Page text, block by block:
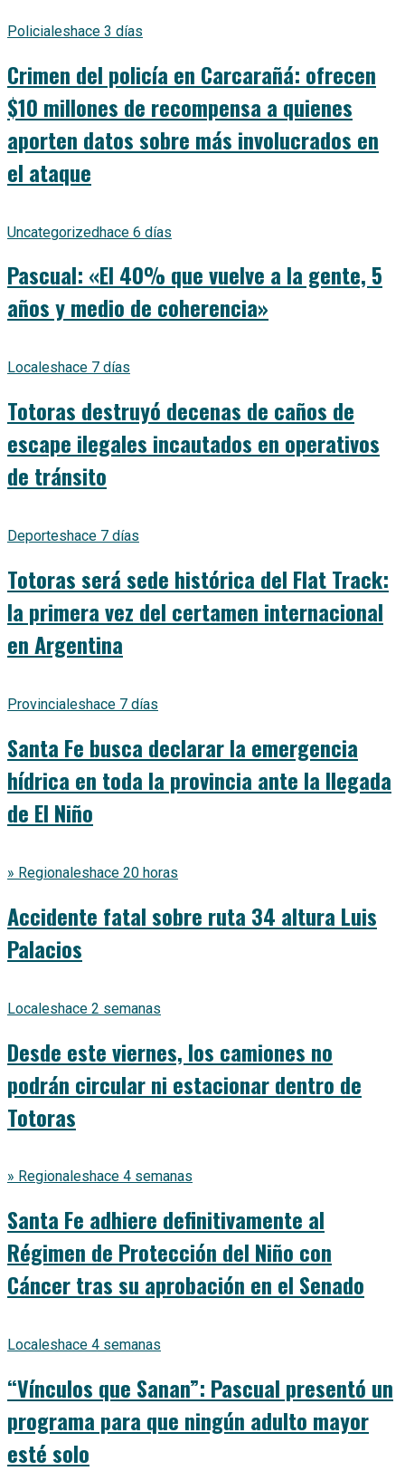
Policialeshace 3 días
Crimen del policía en Carcarañá: ofrecen
$10 millones de recompensa a quienes
aporten datos sobre más involucrados en
el ataque
Uncategorizedhace 6 días
Pascual: «El 40% que vuelve a la gente, 5
años y medio de coherencia»
Localeshace 7 días
Totoras destruyó decenas de caños de
escape ilegales incautados en operativos
de tránsito
Deporteshace 7 días
Totoras será sede histórica del Flat Track:
la primera vez del certamen internacional
en Argentina
Provincialeshace 7 días
Santa Fe busca declarar la emergencia
hídrica en toda la provincia ante la llegada
de El Niño
» Regionaleshace 20 horas
Accidente fatal sobre ruta 34 altura Luis
Palacios
Localeshace 2 semanas
Desde este viernes, los camiones no
podrán circular ni estacionar dentro de
Totoras
» Regionaleshace 4 semanas
Santa Fe adhiere definitivamente al
Régimen de Protección del Niño con
Cáncer tras su aprobación en el Senado
Localeshace 4 semanas
“Vínculos que Sanan”: Pascual presentó un
programa para que ningún adulto mayor
esté solo